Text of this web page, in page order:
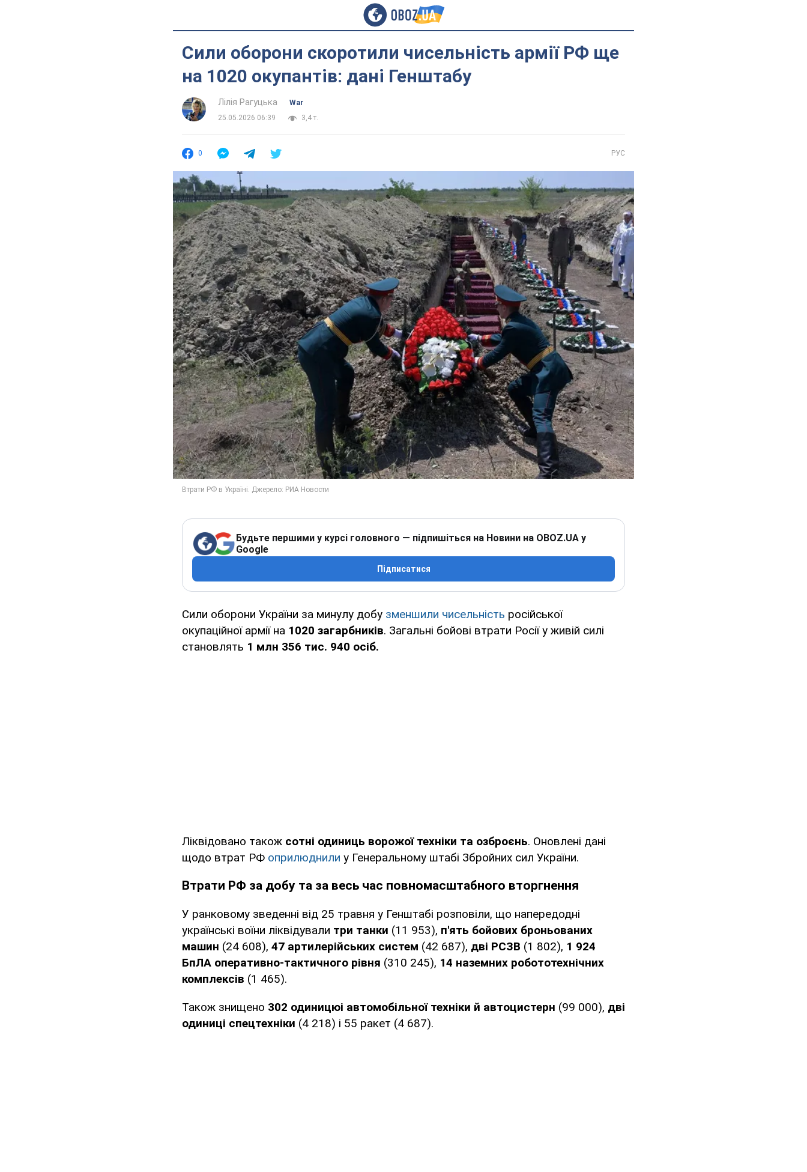
Сили оборони скоротили чисельність армії РФ ще
на 1020 окупантів: дані Генштабу
Лілія Рагуцька
War
25.05.2026 06:39
3,4 т.
0 РУС
Будьте першими у курсі головного — підпишіться на Новини на OBOZ.UA у
Google
Підписатися
Сили оборони України за минулу добу зменшили чисельність російської
окупаційної армії на 1020 загарбників. Загальні бойові втрати Росії у живій силі
становлять 1 млн 356 тис. 940 осіб.
Ліквідовано також сотні одиниць ворожої техніки та озброєнь. Оновлені дані
щодо втрат РФ оприлюднили у Генеральному штабі Збройних сил України.
Втрати РФ за добу та за весь час повномасштабного вторгнення
У ранковому зведенні від 25 травня у Генштабі розповіли, що напередодні
українські воїни ліквідували три танки (11 953), п'ять бойових броньованих
машин (24 608), 47 артилерійських систем (42 687), дві РСЗВ (1 802), 1 924
БпЛА оперативно-тактичного рівня (310 245), 14 наземних робототехнічних
комплексів (1 465).
Також знищено 302 одиницюі автомобільної техніки й автоцистерн (99 000), дві
одиниці спецтехніки (4 218) і 55 ракет (4 687).